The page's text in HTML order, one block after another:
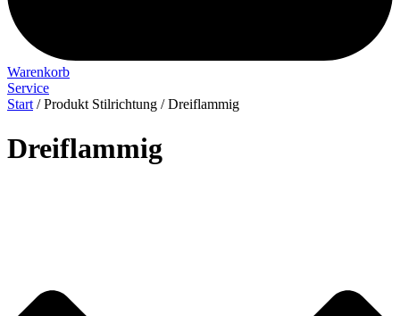
Warenkorb
Service
Start/ Produkt Stilrichtung / Dreiflammig
Dreiflammig